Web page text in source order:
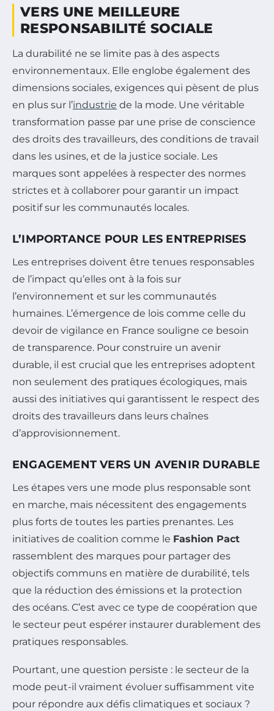
VERS UNE MEILLEURE
RESPONSABILITÉ SOCIALE
La durabilité ne se limite pas à des aspects
environnementaux. Elle englobe également des
dimensions sociales, exigences qui pèsent de plus
en plus sur l’industrie de la mode. Une véritable
transformation passe par une prise de conscience
des droits des travailleurs, des conditions de travail
dans les usines, et de la justice sociale. Les
marques sont appelées à respecter des normes
strictes et à collaborer pour garantir un impact
positif sur les communautés locales.
L’IMPORTANCE POUR LES ENTREPRISES
Les entreprises doivent être tenues responsables
de l’impact qu’elles ont à la fois sur
l’environnement et sur les communautés
humaines. L’émergence de lois comme celle du
devoir de vigilance en France souligne ce besoin
de transparence. Pour construire un avenir
durable, il est crucial que les entreprises adoptent
non seulement des pratiques écologiques, mais
aussi des initiatives qui garantissent le respect des
droits des travailleurs dans leurs chaînes
d’approvisionnement.
ENGAGEMENT VERS UN AVENIR DURABLE
Les étapes vers une mode plus responsable sont
en marche, mais nécessitent des engagements
plus forts de toutes les parties prenantes. Les
initiatives de coalition comme le Fashion Pact
rassemblent des marques pour partager des
objectifs communs en matière de durabilité, tels
que la réduction des émissions et la protection
des océans. C’est avec ce type de coopération que
le secteur peut espérer instaurer durablement des
pratiques responsables.
Pourtant, une question persiste : le secteur de la
mode peut-il vraiment évoluer suffisamment vite
pour répondre aux défis climatiques et sociaux ?